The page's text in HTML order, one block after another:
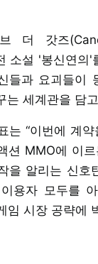
브 더 갓즈
소설 '봉신연의'
들과 요괴들이
는 세계관을 담
는 “이번에 계
션 MMO에 이
을 알리는 신호
용자 모두를
임 시장 공략에